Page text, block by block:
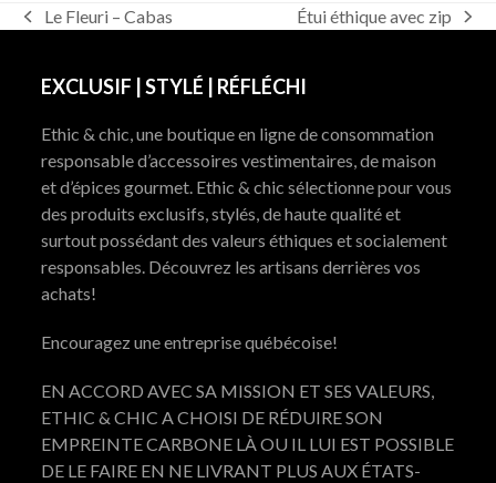
previous
Le Fleuri – Cabas
next
Étui éthique avec zip
EXCLUSIF | STYLÉ | RÉFLÉCHI
Ethic & chic, une boutique en ligne de consommation
responsable d’accessoires vestimentaires, de maison
et d’épices gourmet. Ethic & chic sélectionne pour vous
des produits exclusifs, stylés, de haute qualité et
surtout possédant des valeurs éthiques et socialement
responsables. Découvrez les artisans derrières vos
achats!
Encouragez une entreprise québécoise!
EN ACCORD AVEC SA MISSION ET SES VALEURS,
ETHIC & CHIC A CHOISI DE RÉDUIRE SON
EMPREINTE CARBONE LÀ OU IL LUI EST POSSIBLE
DE LE FAIRE EN NE LIVRANT PLUS AUX ÉTATS-